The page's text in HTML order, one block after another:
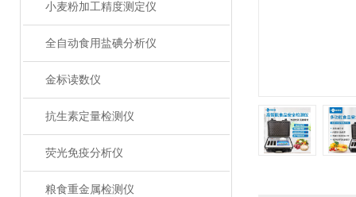
小麦粉加工精度测定仪
全自动食用盐碘分析仪
金标读数仪
抗生素定量检测仪
荧光免疫分析仪
粮食重金属检测仪